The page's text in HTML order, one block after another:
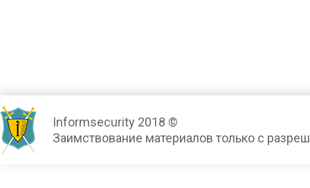
Informsecurity 2018 ©
Заимствование материалов только с